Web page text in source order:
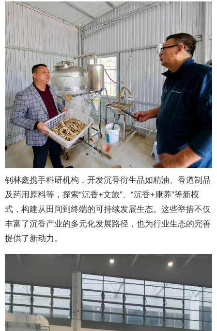
钊林鑫携手科研机构，开发沉香衍生品如精油、香道制品
及药用原料等，探索“沉香+文旅”、“沉香+康养”等新模
式，构建从田间到终端的可持续发展生态。这些举措不仅
丰富了沉香产业的多元化发展路径，也为行业生态的完善
提供了新动力。